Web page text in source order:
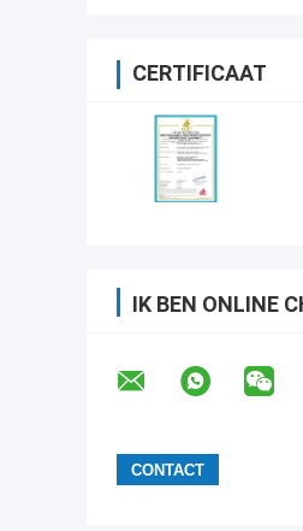
CERTIFICAAT
IK BEN ONLINE